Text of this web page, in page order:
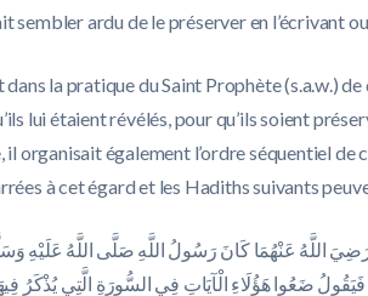
sembler ardu de le préserver en l’écrivant
dans la pratique du Saint Prophète (s.a.w.)
lui étaient révélés, pour qu’ils soient
il organisait également l’ordre séquentiel
à cet égard et les Hadiths suivants
اللَّهُ عَنْهُمَا كَانَ رَسُولُ اللَّهِ صَلَّى اللَّهُ عَلَيْهِ
ضَعُوا هَؤُلَاءِ الْآيَاتِ فِي السُّورَةِ الَّتِي يُذْكَرُ